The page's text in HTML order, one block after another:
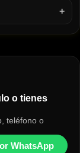
o tienes
teléfono o
WhatsApp